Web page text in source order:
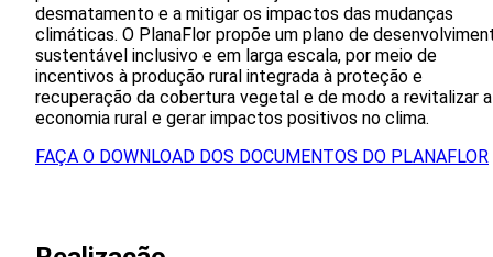
desmatamento e a mitigar os impactos das mudanças
climáticas. O PlanaFlor propõe um plano de
sustentável inclusivo e em larga escala, por meio de
incentivos à produção rural integrada à proteção e
recuperação da cobertura vegetal e de modo a revitalizar a
economia rural e gerar impactos positivos no clima.
FAÇA O DOWNLOAD DOS DOCUMENTOS DO PLANAFLOR